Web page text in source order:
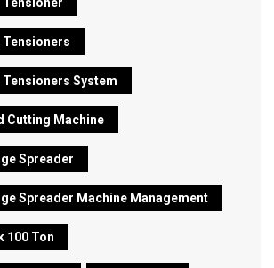
Tensioner
Tensioners
System
Cutting Machine
Spreader
Spreader Machine Management
100 Ton